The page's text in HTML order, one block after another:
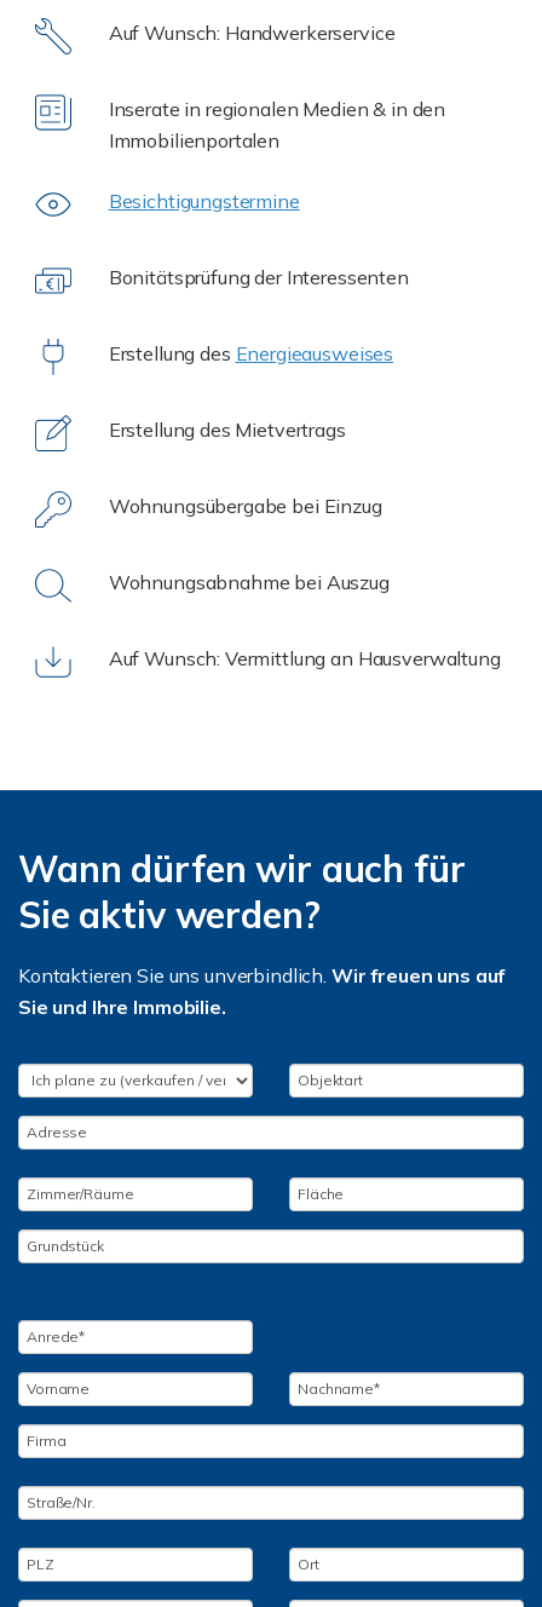
Auf Wunsch: Handwerkerservice
Inserate in regionalen Medien & in den
Immobilienportalen
Besichtigungstermine
Bonitätsprüfung der Interessenten
Erstellung des Energieausweises
Erstellung des Mietvertrags
Wohnungsübergabe bei Einzug
Wohnungsabnahme bei Auszug
Auf Wunsch: Vermittlung an Hausverwaltung
Wann dürfen wir auch für
Sie aktiv werden?
Kontaktieren Sie uns unverbindlich. Wir freuen uns auf
Sie und Ihre Immobilie.